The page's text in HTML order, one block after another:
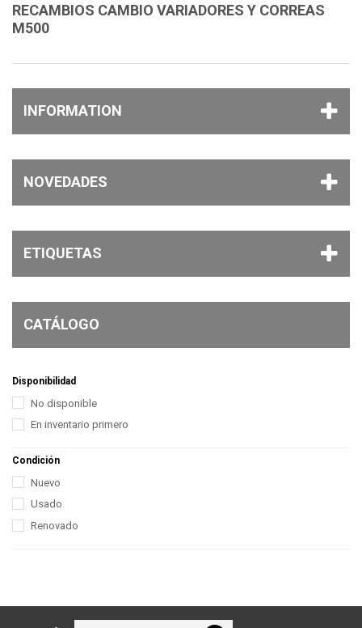
RECAMBIOS CAMBIO VARIADORES Y CORREAS
M500
INFORMATION
NOVEDADES
ETIQUETAS
CATÁLOGO
Disponibilidad
No disponible
En inventario primero
Condición
Nuevo
Usado
Renovado